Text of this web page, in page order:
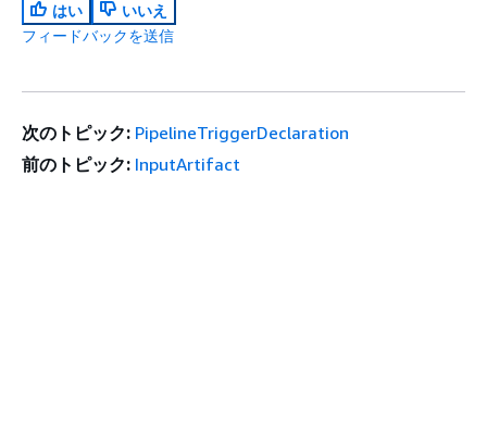
はい
いいえ
フィードバックを送信
次のトピック: PipelineTriggerDeclaration
前のトピック: InputArtifact